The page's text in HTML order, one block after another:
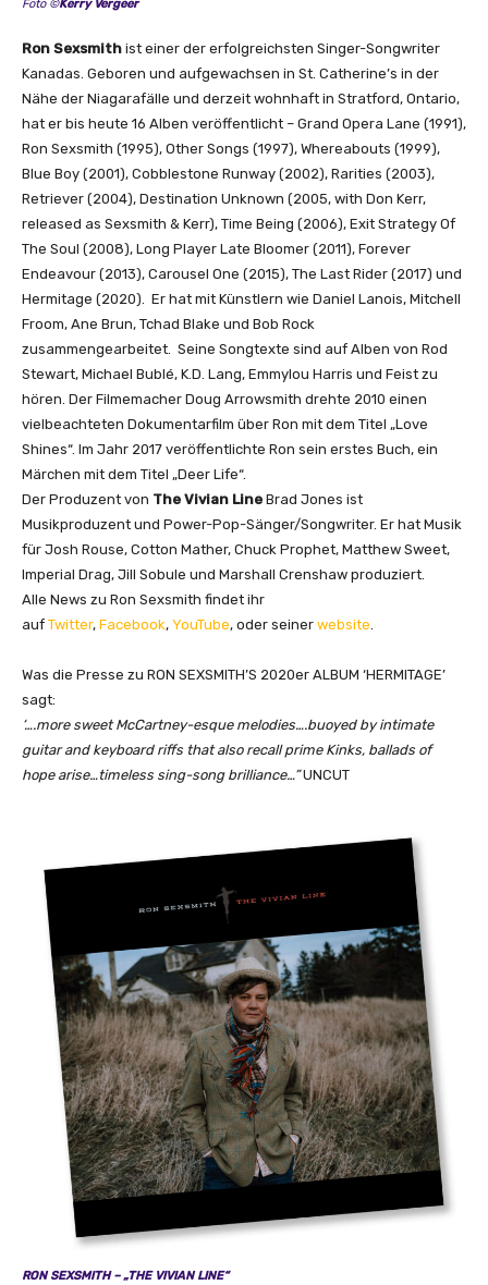
P
a
r
t
O
n
e
o
f
F
o
u
r
)
“
v
o
n
Y
o
u
T
u
b
a
n
z
e
i
Foto ©Kerry Vergeer
Ron Sexsmith ist einer der erfolgreichsten Singer-Songwriter
Kanadas. Geboren und aufgewachsen in St. Catherine’s in der
Nähe der Niagarafälle und derzeit wohnhaft in Stratford, Ontario,
hat er bis heute 16 Alben veröffentlicht – Grand Opera Lane (1991),
Ron Sexsmith (1995), Other Songs (1997), Whereabouts (1999),
Blue Boy (2001), Cobblestone Runway (2002), Rarities (2003),
Retriever (2004), Destination Unknown (2005, with Don Kerr,
released as Sexsmith & Kerr), Time Being (2006), Exit Strategy Of
The Soul (2008), Long Player Late Bloomer (2011), Forever
Endeavour (2013), Carousel One (2015), The Last Rider (2017) und
Hermitage (2020). Er hat mit Künstlern wie Daniel Lanois, Mitchell
Froom, Ane Brun, Tchad Blake und Bob Rock
zusammengearbeitet. Seine Songtexte sind auf Alben von Rod
Stewart, Michael Bublé, K.D. Lang, Emmylou Harris und Feist zu
hören. Der Filmemacher Doug Arrowsmith drehte 2010 einen
vielbeachteten Dokumentarfilm über Ron mit dem Titel „Love
Shines“. Im Jahr 2017 veröffentlichte Ron sein erstes Buch, ein
Märchen mit dem Titel „Deer Life“.
Der Produzent von The Vivian Line Brad Jones ist
Musikproduzent und Power-Pop-Sänger/Songwriter. Er hat Musik
für Josh Rouse, Cotton Mather, Chuck Prophet, Matthew Sweet,
Imperial Drag, Jill Sobule und Marshall Crenshaw produziert.
Alle News zu Ron Sexsmith findet ihr
auf Twitter, Facebook, YouTube, oder seiner website
Was die Presse zu RON SEXSMITH’S 2020er ALBUM ‘HERMITAGE’
sagt:
‘….more sweet McCartney-esque melodies….buoyed by intimate
guitar and keyboard riffs that also recall prime Kinks, ballads of
hope arise…timeless sing-song brilliance…”UNCUT
RON SEXSMITH – „THE VIVIAN LINE“